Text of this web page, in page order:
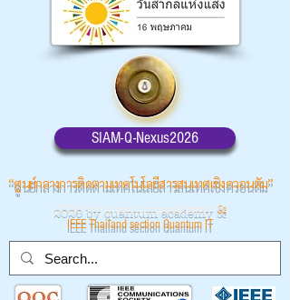
SIAM-Q-Nexus2026
“ศูนย์กลางการติดตามเทคโนโลยีสารสนเทศเชิงควอนตัม”
2026 by quantum academy &
IEEE Thailand section Quantum IT